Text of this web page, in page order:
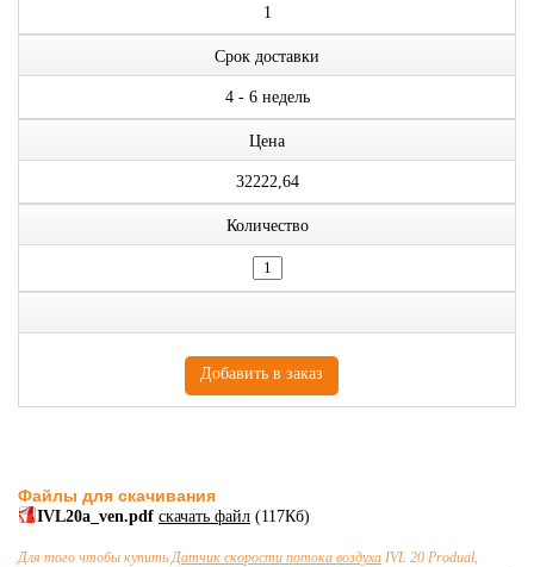
1
Срок доставки
4 - 6 недель
Цена
32222,64
Количество
Файлы для скачивания
IVL20a_ven.pdf скачать файл (117Кб)
Для того чтобы купитьДатчик скорости потока воздуха IVL 20 Produal,